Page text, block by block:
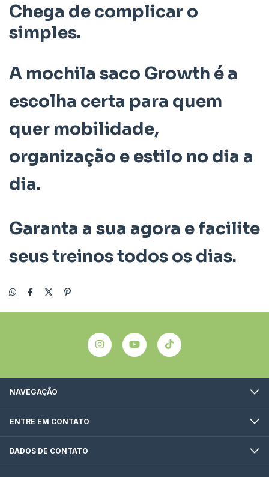
Chega de complicar o
simples.
A mochila saco Growth é a
escolha certa para quem
quer mobilidade,
organização e estilo no dia a
dia.
Garanta a sua agora e facilite
seus treinos todos os dias.
NAVEGAÇÃO
ENTRE EM CONTATO
DADOS DE CONTATO